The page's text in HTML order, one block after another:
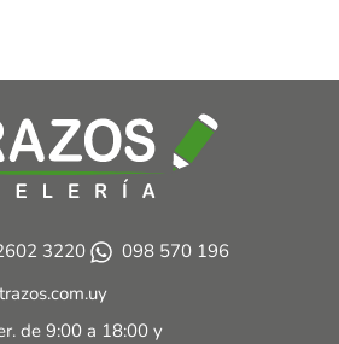
3220
098 570 196
de 9:00 a 18:00 y